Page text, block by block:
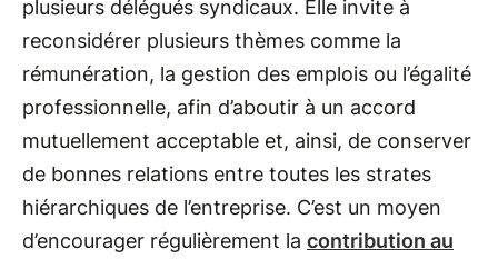
plusieurs délégués syndicaux. Elle invite à
reconsidérer plusieurs thèmes comme la
rémunération, la gestion des emplois ou l’égalité
professionnelle, afin d’aboutir à un accord
mutuellement acceptable et, ainsi, de conserver
de bonnes relations entre toutes les strates
hiérarchiques de l’entreprise. C’est un moyen
d’encourager régulièrement la contribution au